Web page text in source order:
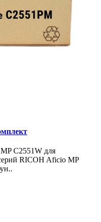
C2551W для
RICOH Aficio MP